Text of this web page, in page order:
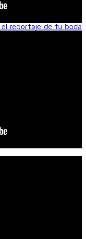
rapidez y calidad.
reportaje de tu boda